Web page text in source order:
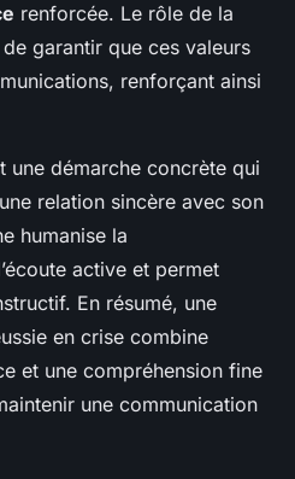
renforcée. Le rôle de la
garantir que ces valeurs
renforçant ainsi
une démarche concrète qui
relation sincère avec son
humanise la
active et permet
En résumé, une
en crise combine
et une compréhension fine
une communication